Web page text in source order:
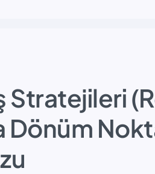
Stratejileri
Dönüm